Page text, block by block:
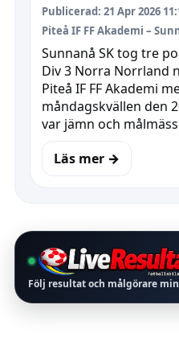
Publicerad: 21 Apr 2026
Piteå IF FF Akademi –
Sunnanå SK tog tre
Div 3 Norra Norrland
Piteå IF FF Akademi
måndagskvällen den
var jämn och
Läs mer →
Följ resultat och målgörare